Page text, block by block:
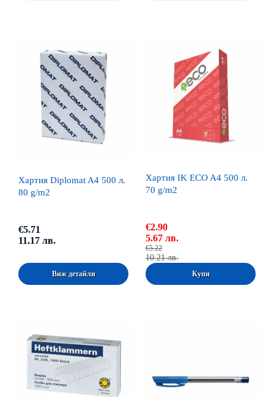
Хартия Diplomat A4 500 л.
80 g/m2
€5.71
11.17 лв.
Виж детайли
Хартия IK ECO A4 500 л.
70 g/m2
€2.90
5.67 лв.
€5.22
10.21 лв.